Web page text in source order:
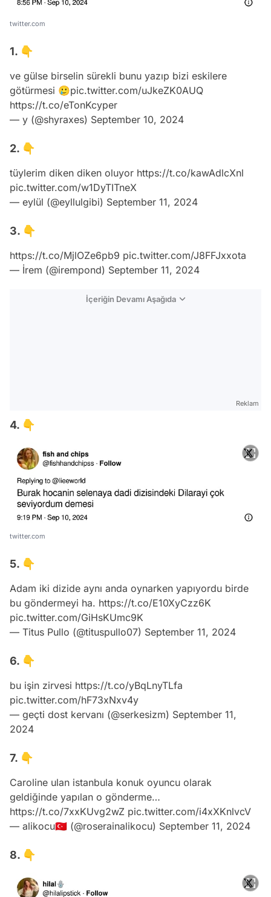
twitter.com
1. 👇
ve gülse birselin sürekli bunu yazıp bizi eskilere
götürmesi 🥲pic.twitter.com/uJkeZK0AUQ
https://t.co/eTonKcyper
— y (@shyraxes) September 10, 2024
2. 👇
tüylerim diken diken oluyor https://t.co/kawAdlcXnl
pic.twitter.com/w1DyTITneX
— eylül (@eyllulgibi) September 11, 2024
3. 👇
https://t.co/MjlOZe6pb9 pic.twitter.com/J8FFJxxota
— İrem (@irempond) September 11, 2024
İçeriğin Devamı Aşağıda
Reklam
4. 👇
twitter.com
5. 👇
Adam iki dizide aynı anda oynarken yapıyordu birde
bu göndermeyi ha. https://t.co/E10XyCzz6K
pic.twitter.com/GiHsKUmc9K
— Titus Pullo (@tituspullo07) September 11, 2024
6. 👇
bu işin zirvesi https://t.co/yBqLnyTLfa
pic.twitter.com/hF73xNxv4y
— geçti dost kervanı (@serkesizm) September 11,
2024
7. 👇
Caroline ulan istanbula konuk oyuncu olarak
geldiğinde yapılan o gönderme…
https://t.co/7xxKUvg2wZ pic.twitter.com/i4xXKnlvcV
— alikocu🇹🇷 (@roserainalikocu) September 11, 2024
8. 👇